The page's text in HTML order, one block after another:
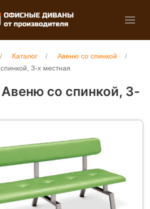
Каталог
Авеню со спинкой
3-х местная
со спинкой, 3-